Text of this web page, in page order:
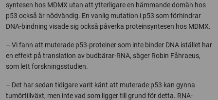
syntesen hos MDMX utan att ytterligare en hämmande domän hos
p53 också är nödvändig. En vanlig mutation i p53 som förhindrar
DNA-bindning visade sig också påverka proteinsyntesen hos MDMX.
– Vi fann att muterade p53-proteiner som inte binder DNA istället har
en effekt på translation av budbärar-RNA, säger Robin Fåhraeus,
som lett forskningsstudien.
– Det har sedan tidigare varit känt att muterade p53 kan gynna
tumörtillväxt, men inte vad som ligger till grund för detta. RNA-